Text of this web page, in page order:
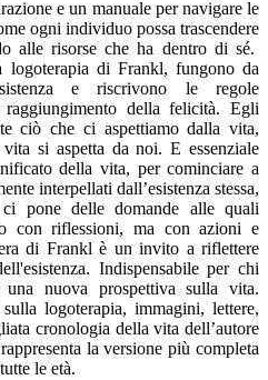
e un manuale per navigare le
ogni individuo possa trascendere
alle risorse che ha dentro di sé.
logoterapia di Frankl, fungono da
e riscrivono le regole
della felicità. Egli
ciò che ci aspettiamo dalla vita,
si aspetta da noi. E essenziale
della vita, per cominciare a
interpellati dall’esistenza stessa,
pone delle domande alle quali
con riflessioni, ma con azioni e
di Frankl è un invito a riflettere
Indispensabile per chi
nuova prospettiva sulla vita.
logoterapia, immagini, lettere,
cronologia della vita dell’autore
la versione più completa
le età.